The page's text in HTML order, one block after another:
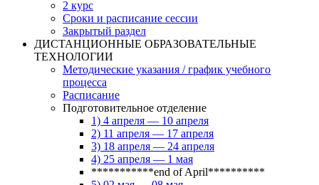
2 курс
Сроки и расписание сессии
Закрытый раздел
ДИСТАНЦИОННЫЕ ОБРАЗОВАТЕЛЬНЫЕ
ТЕХНОЛОГИИ
Методические указания / график учебного
процесса
Расписание
Подготовительное отделение
1) 4 апреля — 10 апреля
2) 11 апреля — 17 апреля
3) 18 апреля — 24 апреля
4) 25 апреля — 1 мая
***********end of April**********